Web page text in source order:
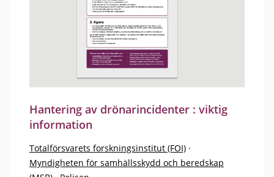
Hantering av drönarincidenter : viktig
information
Totalförsvarets forskningsinstitut (FOI) ·
Myndigheten för samhällsskydd och beredskap